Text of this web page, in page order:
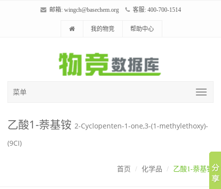
邮箱: wingch@basechem.org 客服: 400-700-1514
我的物竞 帮助中心
菜单
乙酸1-萘基铵 2-Cyclopenten-1-one,3-(1-methylethoxy)-
(9CI)
首页 化学品 乙酸1-萘基铵